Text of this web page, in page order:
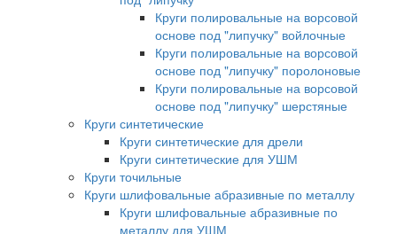
Круги полировальные на ворсовой
основе под "липучку" войлочные
Круги полировальные на ворсовой
основе под "липучку" поролоновые
Круги полировальные на ворсовой
основе под "липучку" шерстяные
Круги синтетические
Круги синтетические для дрели
Круги синтетические для УШМ
Круги точильные
Круги шлифовальные абразивные по металлу
Круги шлифовальные абразивные по
металлу для УШМ